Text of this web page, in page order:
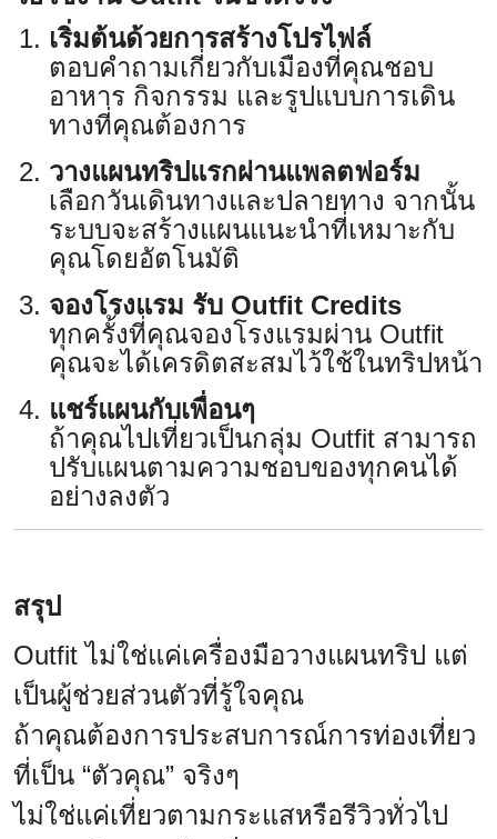
เริ่มต้นด้วยการสร้างโปรไฟล์
ตอบคำถามเกี่ยวกับเมืองที่คุณชอบ
อาหาร กิจกรรม และรูปแบบการเดิน
ทางที่คุณต้องการ
วางแผนทริปแรกผ่านแพลตฟอร์ม
เลือกวันเดินทางและปลายทาง จากนั้น
ระบบจะสร้างแผนแนะนำที่เหมาะกับ
คุณโดยอัตโนมัติ
จองโรงแรม รับ Outfit Credits
ทุกครั้งที่คุณจองโรงแรมผ่าน Outfit
คุณจะได้เครดิตสะสมไว้ใช้ในทริปหน้า
แชร์แผนกับเพื่อนๆ
ถ้าคุณไปเที่ยวเป็นกลุ่ม Outfit สามารถ
ปรับแผนตามความชอบของทุกคนได้
อย่างลงตัว
สรุป
Outfit ไม่ใช่แค่เครื่องมือวางแผนทริป แต่
เป็นผู้ช่วยส่วนตัวที่รู้ใจคุณ
ถ้าคุณต้องการประสบการณ์การท่องเที่ยว
ที่เป็น “ตัวคุณ” จริงๆ
ไม่ใช่แค่เที่ยวตามกระแสหรือรีวิวทั่วไป